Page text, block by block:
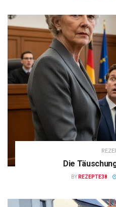
Die
BY REZEPTE38